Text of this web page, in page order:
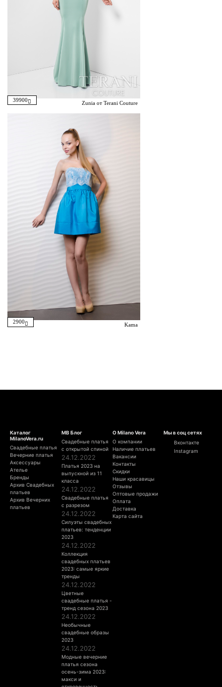
39900 Zunia от Terani Couture
2900 Kama
Каталог
MilanoVera.ru
Свадебные платья
Вечерние платья
Аксессуары
Ателье
Бренды
Архив Свадебных
платьев
Архив Вечерних
платьев
МВ Блог
Свадебные платья
с открытой спиной
24.12.2022
Платья 2023 на
выпускной из 11
класса
24.12.2022
Свадебные платья
с разрезом
24.12.2022
Силуэты свадебных
платьев: тенденции
2023
24.12.2022
Коллекция
свадебных платьев
2023: самые яркие
тренды
24.12.2022
Цветные
свадебные платья -
тренд сезона 2023
24.12.2022
Необычные
свадебные образы
2023
24.12.2022
Модные вечерние
платья сезона
осень-зима 2023:
макси и
О Milano Vera
О компании
Наличие платьев
Вакансии
Контакты
Скидки
Наши красавицы
Отзывы
Оптовые продажи
Оплата
Доставка
Карта сайта
Мы в соц сетях
Вконтакте
Instagram